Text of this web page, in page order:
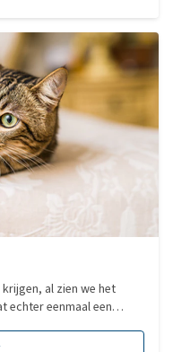
al zien we het
echter eenmaal een